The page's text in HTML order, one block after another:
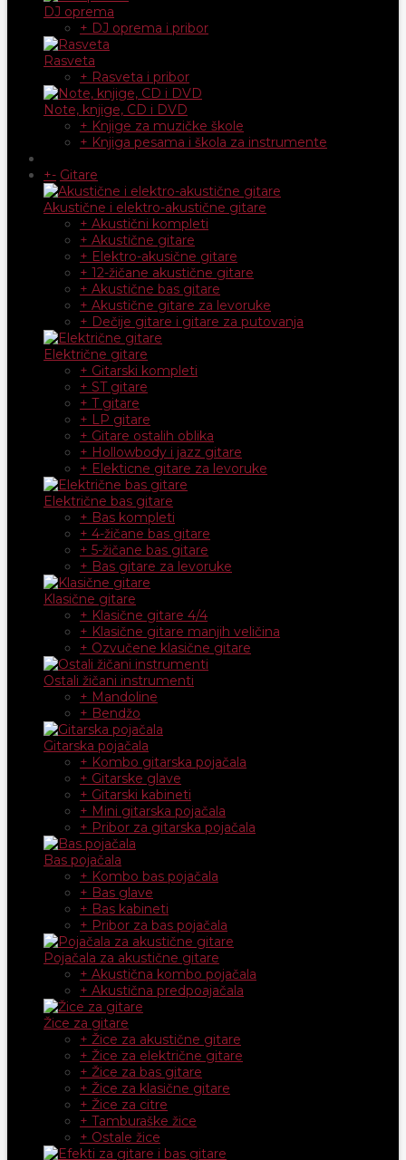
DJ oprema
+ DJ oprema i pribor
Rasveta
+ Rasveta i pribor
Note, knjige, CD i DVD
+ Knjige za muzičke škole
+ Knjiga pesama i škola za instrumente
+- Gitare
Akustične i elektro-akustične gitare
+ Akustični kompleti
+ Akustične gitare
+ Elektro-akusične gitare
+ 12-žičane akustične gitare
+ Akustične bas gitare
+ Akustične gitare za levoruke
+ Dečije gitare i gitare za putovanja
Električne gitare
+ Gitarski kompleti
+ ST gitare
+ T gitare
+ LP gitare
+ Gitare ostalih oblika
+ Hollowbody i jazz gitare
+ Elekticne gitare za levoruke
Električne bas gitare
+ Bas kompleti
+ 4-žičane bas gitare
+ 5-žičane bas gitare
+ Bas gitare za levoruke
Klasične gitare
+ Klasične gitare 4/4
+ Klasične gitare manjih veličina
+ Ozvučene klasične gitare
Ostali žičani instrumenti
+ Mandoline
+ Bendžo
Gitarska pojačala
+ Kombo gitarska pojačala
+ Gitarske glave
+ Gitarski kabineti
+ Mini gitarska pojačala
+ Pribor za gitarska pojačala
Bas pojačala
+ Kombo bas pojačala
+ Bas glave
+ Bas kabineti
+ Pribor za bas pojačala
Pojačala za akustične gitare
+ Akustična kombo pojačala
+ Akustična predpoajačala
Žice za gitare
+ Žice za akustične gitare
+ Žice za električne gitare
+ Žice za bas gitare
+ Žice za klasične gitare
+ Žice za citre
+ Tamburaške žice
+ Ostale žice